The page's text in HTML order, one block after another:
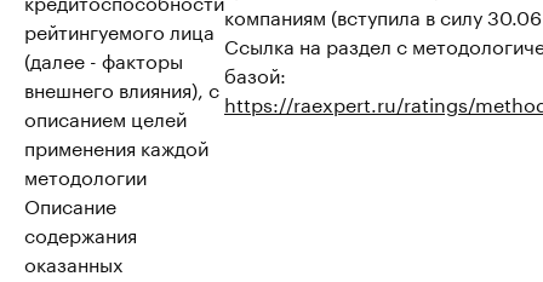
рейтингуемого лица
(далее - факторы
внешнего влияния), с
описанием целей
применения каждой
методологии
компаниям (вступила в силу
Ссылка на раздел с
базой:
https://raexpert.ru/ratings/
Описание
содержания
оказанных